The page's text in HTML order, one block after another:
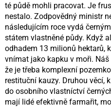
té půdě mohli pracovat. Je
nestalo. Zodpovědný ministr
následujícím roce vydá
státem vlastněné půdy. Když
odhadem 13 milionů hektarů,
vnímat jako kapku v moři.
že je třeba komplexní
restituční kauzy. Druhou věcí,
do osobního vlastníctví
mají lidé efektivně farmařit,